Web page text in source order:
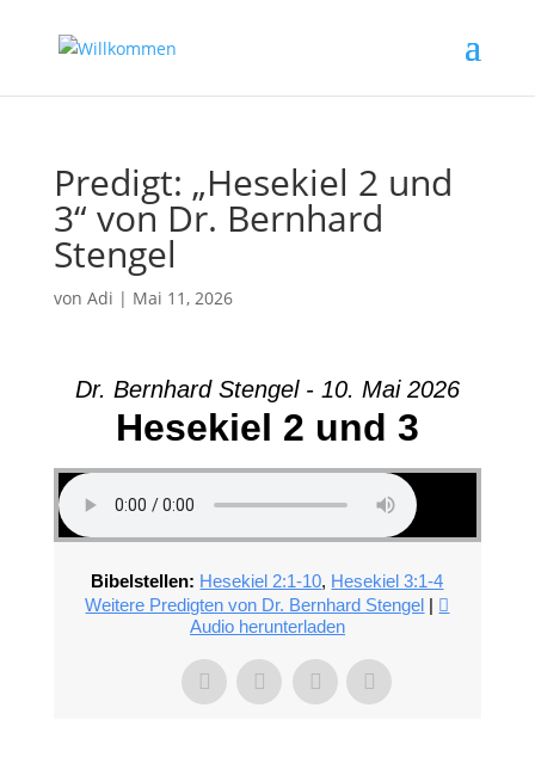
Predigt: „Hesekiel 2 und
3“ von Dr. Bernhard
Stengel
von Adi | Mai 11, 2026
Dr. Bernhard Stengel - 10. Mai 2026
Hesekiel 2 und 3
Bibelstellen: Hesekiel 2:1-10, Hesekiel 3:1-4
Weitere Predigten von Dr. Bernhard Stengel |
Audio herunterladen